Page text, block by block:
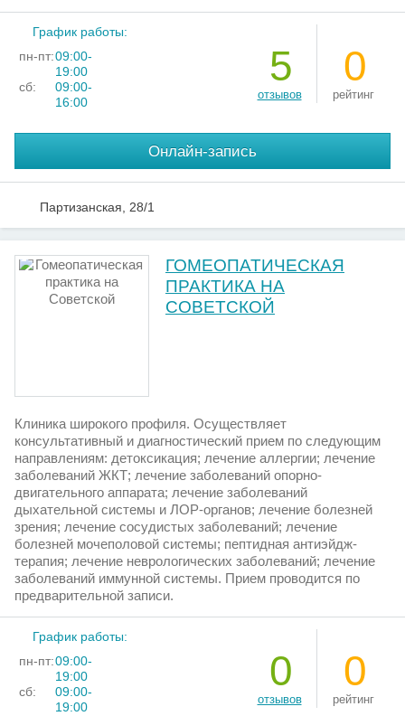
График работы:
пн-пт:09:00-
19:00
сб:
09:00-
16:00
5
отзывов
0
рейтинг
Онлайн-запись
Партизанская, 28/1
ГОМЕОПАТИЧЕСКАЯ
ПРАКТИКА НА
СОВЕТСКОЙ
Клиника широкого профиля. Осуществляет
консультативный и диагностический прием по следующим
направлениям: детоксикация; лечение аллергии; лечение
заболеваний ЖКТ; лечение заболеваний опорно-
двигательного аппарата; лечение заболеваний
дыхательной системы и ЛОР-органов; лечение болезней
зрения; лечение сосудистых заболеваний; лечение
болезней мочеполовой системы; пептидная антиэйдж-
терапия; лечение неврологических заболеваний; лечение
заболеваний иммунной системы. Прием проводится по
предварительной записи.
График работы:
пн-пт:09:00-
19:00
сб:
09:00-
19:00
0
отзывов
0
рейтинг